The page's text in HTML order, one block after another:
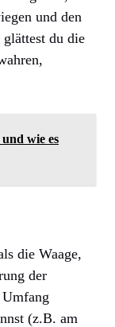
und den
du die
wie es
die Waage,
der
(z.B. am